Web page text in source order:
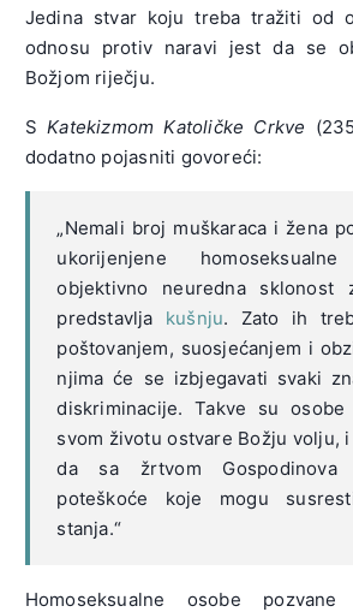
Jedina stvar koju treba tražiti od
odnosu protiv naravi jest da se
Božjom riječju.
SKatekizmom Katoličke Crkve
dodatno pojasniti govoreći:
„Nemali broj muškaraca i žena
ukorijenjene
objektivno neuredna sklonost
predstavlja kušnju. Zato ih
poštovanjem, suosjećanjem i
njima će se izbjegavati svaki
diskriminacije. Takve su
svom životu ostvare Božju volju,
da sa žrtvom Gospodinova
poteškoće koje mogu
stanja.“
Homoseksualne osobe